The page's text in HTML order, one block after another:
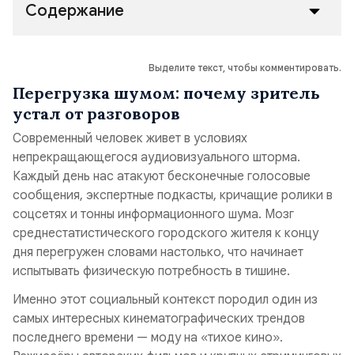
Содержание
Выделите текст, чтобы комментировать.
Перегрузка шумом: почему зритель
устал от разговоров
Современный человек живет в условиях
непрекращающегося аудиовизуального шторма.
Каждый день нас атакуют бесконечные голосовые
сообщения, экспертные подкасты, кричащие ролики в
соцсетях и тонны информационного шума. Мозг
среднестатистического городского жителя к концу
дня перегружен словами настолько, что начинает
испытывать физическую потребность в тишине.
Именно этот социальный контекст породил один из
самых интересных кинематографических трендов
последнего времени — моду на «тихое кино».